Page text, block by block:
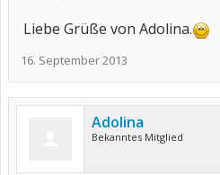
Liebe Grüße von Adolina.
16. September 2013
Adolina
Bekanntes Mitglied